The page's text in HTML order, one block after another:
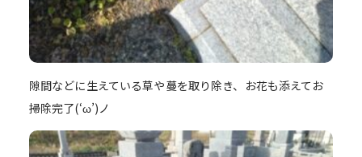
隙間などに生えている草や蔓を取り除き、お花も添えてお
掃除完了(‘ω’)ノ